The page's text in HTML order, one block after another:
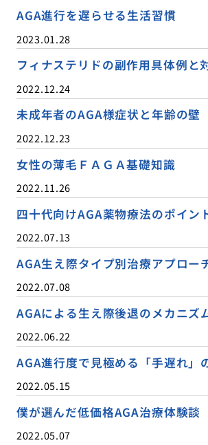
AGA進行を遅らせる生活習慣
2023.01.28
フィナステリドの副作用具体例と
2022.12.24
未成年者のAGA様症状と年齢の壁
2022.12.23
女性の薄毛ＦＡＧＡ基礎知識
2022.11.26
四十代向けAGA薬物療法のポイン
2022.07.13
AGA生え際タイプ別治療アプロー
2022.07.08
AGAによる生え際後退のメカニズ
2022.06.22
AGA進行度で見極める「手遅れ」
2022.05.15
僕が選んだ低価格AGA治療体験談
2022.05.07